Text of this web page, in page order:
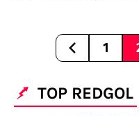
1
TOP REDGOL